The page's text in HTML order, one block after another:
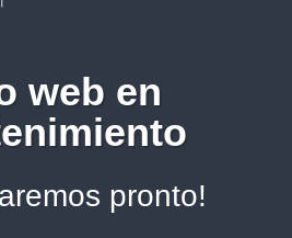
web en
pronto!